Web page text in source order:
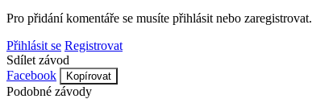
Pro přidání komentáře se musíte přihlásit nebo zaregistrovat.
Přihlásit se Registrovat
Sdílet závod
Facebook
Kopírovat
Podobné závody